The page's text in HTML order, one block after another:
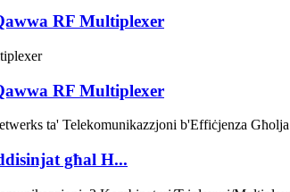
RF Multiplexer
RF Multiplexer
għal H...